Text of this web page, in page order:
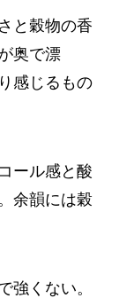
と穀物の香
奥で漂
感じるもの
ール感と酸
余韻には穀
強くない。